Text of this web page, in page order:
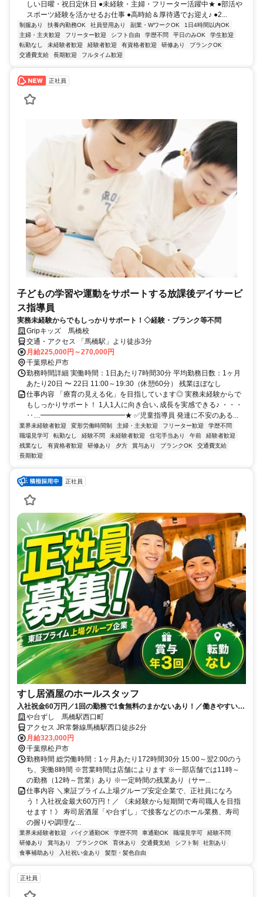
しい日曜・祝日定休日 ●未経験・主婦・フリーター活躍中★ ●部活や
スポーツ経験を活かせるお仕事 ●高時給＆厚待遇でお迎え♪ ●2...
制服あり 扶養内勤務OK 社員登用あり 副業・WワークOK
1日4時間以内OK
主婦・主夫歓迎
フリーター歓迎 シフト自由 学歴不問 平日のみOK
学生歓迎
転勤なし
未経験者歓迎 経験者歓迎 有資格者歓迎 研修あり
ブランクOK
交通費支給
長期歓迎 フルタイム歓迎
正社員
子どもの学習や運動をサポートする放課後デイサービ
ス指導員
実務未経験からでもしっかりサポート！◇経験・ブランク等不問
Gripキッズ 馬橋校
交通・アクセス 「馬橋駅」より徒歩3分
月給225,000円～270,000円
千葉県松戸市
勤務時間詳細 実働時間：1日あたり7時間30分 平均勤務日数：1ヶ月
あたり20日 〜 22日 11:00～19:30（休憩60分） 残業ほぼなし
仕事内容 「療育の見える化」を目指しています◎ 実務未経験からで
もしっかりサポート！ 1人1人に向き合い､成長を実感できる♪ ・・・
‥…━━━━━━━━━━━━★ ✅児童指導員 発達に不安のある...
業界未経験者歓迎 変形労働時間制 主婦・主夫歓迎 フリーター歓迎
学歴不問
職場見学可
転勤なし 経験不問 未経験者歓迎 住宅手当あり 午前
経験者歓迎
残業なし
有資格者歓迎 研修あり 夕方 賞与あり ブランクOK
交通費支給
長期歓迎
正社員
すし居酒屋のホールスタッフ
入社祝金60万円／1回の勤務で1食無料のまかないあり！／働きやすい環
境づくりに力を入れています◎
や台ずし 馬橋駅西口町
アクセス JR常磐線馬橋駅西口徒歩2分
月給323,000円
千葉県松戸市
勤務時間 総労働時間：1ヶ月あたり172時間30分 15:00～翌2:00のう
ち、実働8時間 ※営業時間は店舗によります ※一部店舗では11時～
の勤務（12時～営業）あり ※一定時間の残業あり（サー...
仕事内容 ＼東証プライム上場グループ安定企業で、正社員になろ
う！入社祝金最大60万円！／ 《未経験から短期間で寿司職人を目指
せます！》 寿司居酒屋「や台ずし」で接客などのホール業務、寿司
の握りや調理な...
業界未経験者歓迎 バイク通勤OK 学歴不問 車通勤OK 職場見学可
経験不問
研修あり
賞与あり ブランクOK 育休あり 交通費支給 シフト制
社割あり
食事補助あり
入社祝い金あり 髪型・髪色自由
正社員